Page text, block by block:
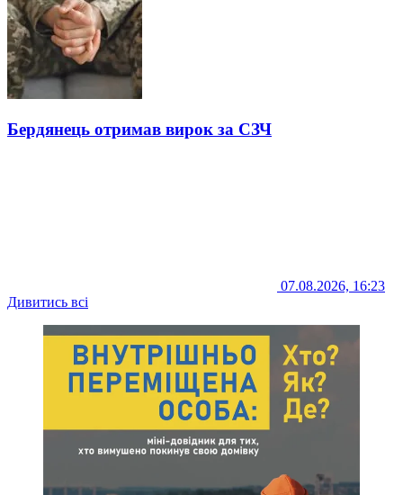
Бердянець отримав вирок за СЗЧ
07.08.2026, 16:23
Дивитись всі